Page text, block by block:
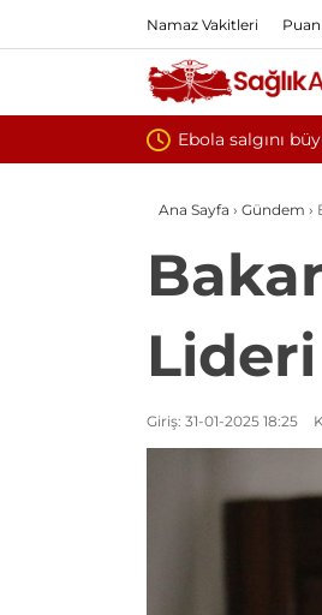
Namaz Vakitleri
Ana Sayfa › Gündem ›
Lideri
Giriş: 31-01-2025 18:25